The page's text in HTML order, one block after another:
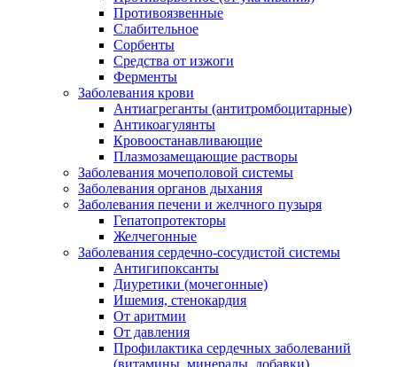
Противоязвенные
Слабительное
Сорбенты
Средства от изжоги
Ферменты
Заболевания крови
Антиагреганты (антитромбоцитарные)
Антикоагулянты
Кровоостанавливающие
Плазмозамещающие растворы
Заболевания мочеполовой системы
Заболевания органов дыхания
Заболевания печени и желчного пузыря
Гепатопротекторы
Желчегонные
Заболевания сердечно-сосудистой системы
Антигипоксанты
Диуретики (мочегонные)
Ишемия, стенокардия
От аритмии
От давления
Профилактика сердечных заболеваний
(витамины, минералы, добавки)